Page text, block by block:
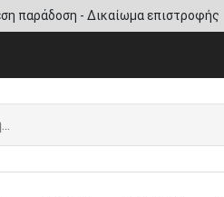
παράδοση - Δικαίωμα επιστροφής